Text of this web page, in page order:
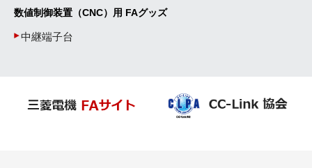
数値制御装置（CNC）用 FAグッズ
中継端子台